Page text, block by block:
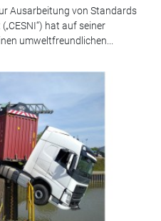
Ausarbeitung von Standards
hat auf seiner
umweltfreundlichen...